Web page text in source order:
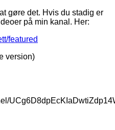
gøre det. Hvis du stadig er
på min kanal. Her:
featured
version)